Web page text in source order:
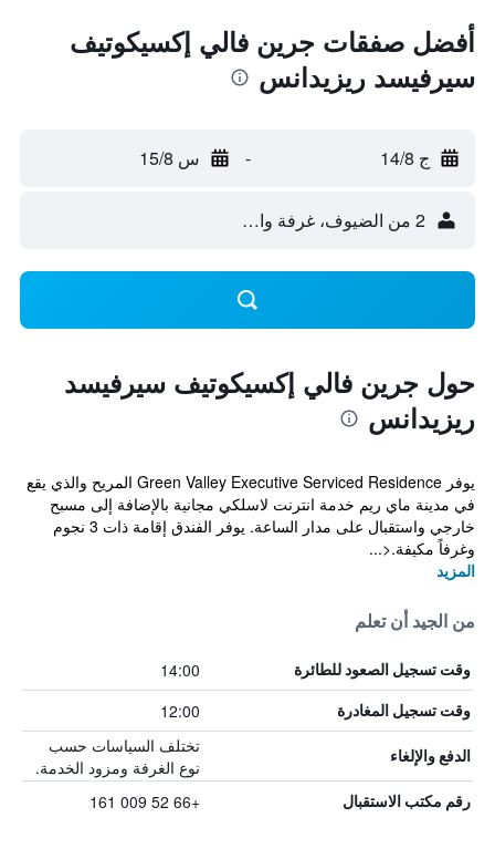
أفضل صفقات جرين فالي إكسيكوتيف
سيرفيسد ريزيدانس
ج 14/8 - س 15/8
2 من الضيوف، غرفة واحدة
حول جرين فالي إكسيكوتيف سيرفيسد
ريزيدانس
يوفر Green Valley Executive Serviced Residence المريح والذي يقع
في مدينة ماي ريم خدمة انترنت لاسلكي مجانية بالإضافة إلى مسبح
خارجي واستقبال على مدار الساعة. يوفر الفندق إقامة ذات 3 نجوم
وغرفاً مكيفة.<...
المزيد
من الجيد أن تعلم
وقت تسجيل الصعود للطائرة 14:00
وقت تسجيل المغادرة 12:00
الدفع والإلغاء
تختلف السياسات حسب
نوع الغرفة ومزود الخدمة.
رقم مكتب الاستقبال +66 52 009 161